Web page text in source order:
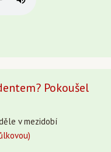
Pokoušel
v mezidobí